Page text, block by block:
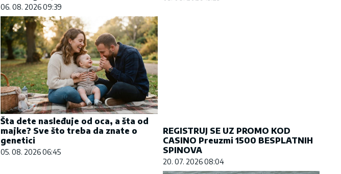
Šta dete nasleđuje od oca, a šta od
majke? Sve što treba da znate o
genetici
05. 08. 2026 06:45
SPINOVA
20. 07. 2026 08:04